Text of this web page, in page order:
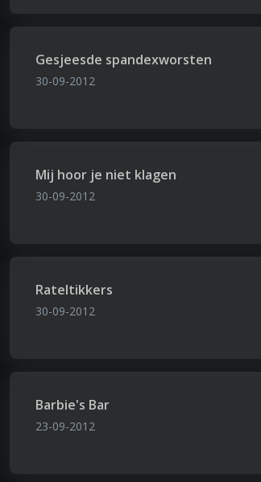
Gesjeesde spandexworsten
30-09-2012
Mij hoor je niet klagen
30-09-2012
Rateltikkers
30-09-2012
Barbie's Bar
23-09-2012